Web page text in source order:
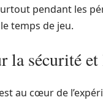
pendant les
temps de jeu.
la sécurité
au cœur de